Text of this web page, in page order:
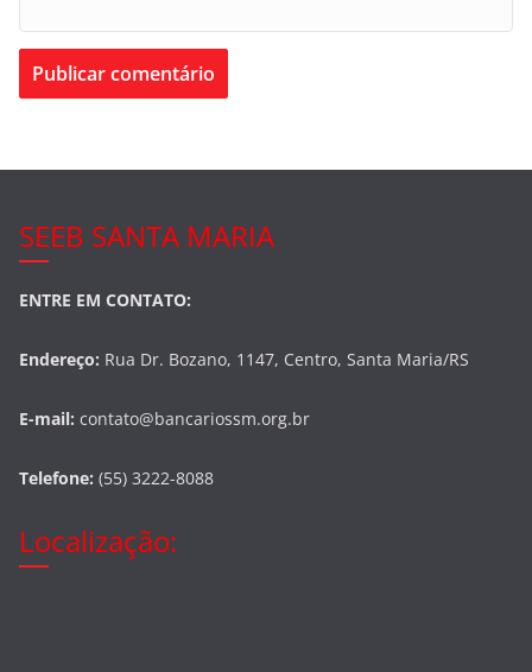
SEEB SANTA MARIA
ENTRE EM CONTATO:
Endereço: Rua Dr. Bozano, 1147, Centro, Santa Maria/RS
E-mail: contato@bancariossm.org.br
Telefone: (55) 3222-8088
Localização: